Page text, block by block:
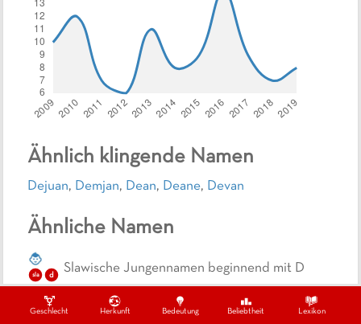
Geschlecht Herkunft Bedeutung Beliebtheit Lexikon
Ähnlich klingende Namen
Dejuan, Demjan, Dean, Deane, Devan
Ähnliche Namen
sla d Slawische Jungennamen beginnend mit D
sla n Slawische Jungennamen endend mit N